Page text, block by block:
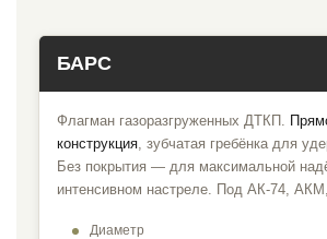
БАРС
Флагман газоразгруженных ДТКП.
конструкция , зубчатая гребёнка для
Без покрытия — для максимальной
интенсивном настреле. Под АК-74,
Диаметр